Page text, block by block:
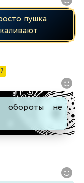
пушка
обороты не